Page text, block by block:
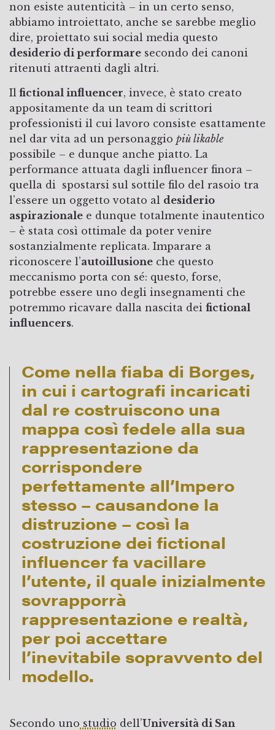
non esiste autenticità – in un certo senso,
abbiamo introiettato, anche se sarebbe meglio
dire, proiettato sui social media questo
desiderio di performare secondo dei canoni
ritenuti attraenti dagli altri.
Il fictional influencer, invece, è stato creato
appositamente da un team di scrittori
professionisti il cui lavoro consiste esattamente
nel dar vita ad un personaggio più likable
possibile – e dunque anche piatto. La
performance attuata dagli influencer finora –
quella di spostarsi sul sottile filo del rasoio tra
l’essere un oggetto votato al desiderio
aspirazionale e dunque totalmente inautentico
– è stata così ottimale da poter venire
sostanzialmente replicata. Imparare a
riconoscere l’autoillusione che questo
meccanismo porta con sé: questo, forse,
potrebbe essere uno degli insegnamenti che
potremmo ricavare dalla nascita dei fictional
influencers.
Come nella fiaba di Borges,
in cui i cartografi incaricati
dal re costruiscono una
mappa così fedele alla sua
rappresentazione da
corrispondere
perfettamente all’Impero
stesso – causandone la
distruzione – così la
costruzione dei fictional
influencer fa vacillare
l’utente, il quale inizialmente
sovrapporrà
rappresentazione e realtà,
per poi accettare
l’inevitabile sopravvento del
modello.
Secondo uno studio dell’Università di San